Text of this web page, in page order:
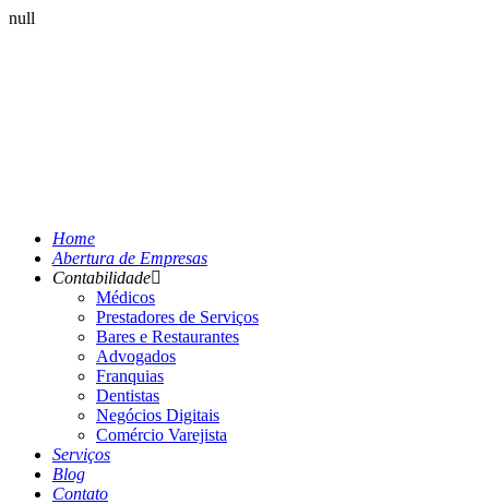
null
Home
Abertura de Empresas
Contabilidade
Médicos
Prestadores de Serviços
Bares e Restaurantes
Advogados
Franquias
Dentistas
Negócios Digitais
Comércio Varejista
Serviços
Blog
Contato